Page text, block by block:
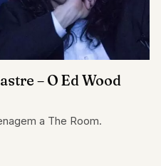
– O Ed Wood
a The Room.